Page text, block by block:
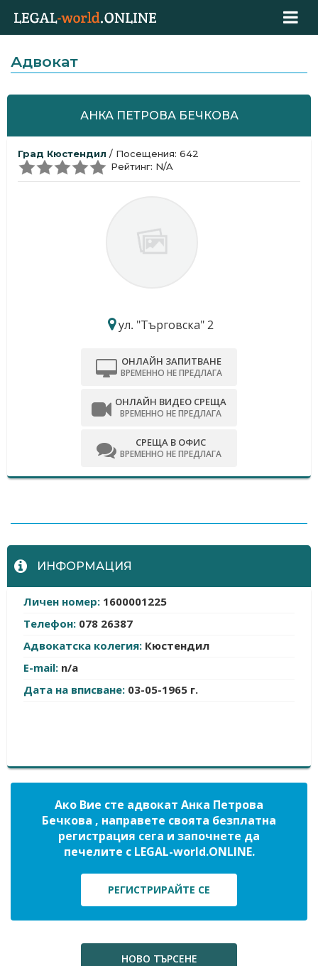
Адвокат
АНКА ПЕТРОВА БЕЧКОВА
Град Кюстендил / Посещения: 642
Рейтинг: N/A
ул. "Търговска" 2
ОНЛАЙН ЗАПИТВАНЕ
ВРЕМЕННО НЕ ПРЕДЛАГА
ОНЛАЙН ВИДЕО СРЕЩА
ВРЕМЕННО НЕ ПРЕДЛАГА
СРЕЩА В ОФИС
ВРЕМЕННО НЕ ПРЕДЛАГА
ИНФОРМАЦИЯ
Личен номер: 1600001225
Телефон: 078 26387
Адвокатска колегия: Кюстендил
E-mail: n/a
Дата на вписване: 03-05-1965 г.
Ако Вие сте адвокат Анка Петрова
Бечкова , направете своята безплатна
регистрация сега и започнете да
печелите с LEGAL-world.ONLINE.
РЕГИСТРИРАЙТЕ СЕ
НОВО ТЪРСЕНЕ